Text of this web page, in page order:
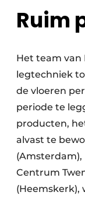
Ruim
Het team van
legtechniek
de vloeren
periode te
producten,
alvast te
(Amsterdam),
Centrum